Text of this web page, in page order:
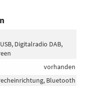
Digitalradio DAB,
vorhanden
Bluetooth